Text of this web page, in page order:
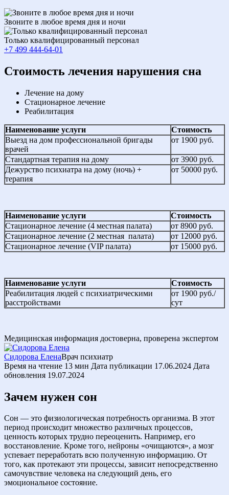
Звоните в любое время дня и ночи
Только квалифицированный персонал
+7 499 444-64-01
Cтоимость лечения нарушения сна
Лечение на дому
Стационарное лечение
Реабилитация
Наименование услуги
Стоимость
Выезд на дом профессиональной бригады
врачей
от 1900 руб.
Стандартная терапия на дому
от 3900 руб.
Дежурство психиатра на дому (ночь) +
терапия
от 50000 руб.
Наименование услуги
Стоимость
Стационарное лечение (4 местная палата)
от 8900 руб.
Стационарное лечение (2 местная палата)
от 12000 руб.
Стационарное лечение (VIP палата)
от 15000 руб.
Наименование услуги
Стоимость
Реабилитация людей с психиатрическими
расстройствами
от 1900 руб./
сут
Медицинская информация достоверна, проверена экспертом
Сидорова ЕленаВрач психиатр
Время на чтение 13 мин Дата публикации 17.06.2024 Дата
обновления 19.07.2024
Зачем нужен сон
Сон — это физиологическая потребность организма. В этот
период происходит множество различных процессов,
ценность которых трудно переоценить. Например, его
восстановление. Кроме того, нейроны «очищаются», а мозг
успевает переработать всю полученную информацию. От
того, как протекают эти процессы, зависит непосредственно
самочувствие человека на следующий день, его
эмоциональное состояние.